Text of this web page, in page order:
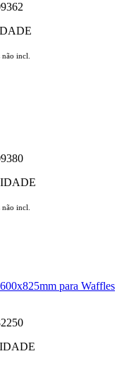
incl.
incl.
para Waffles